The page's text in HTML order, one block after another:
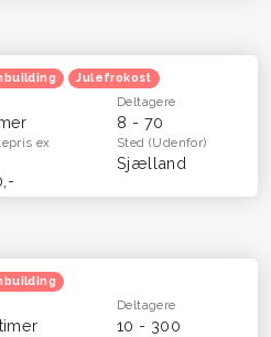
Julefrokost
Deltagere
8 - 70
ex
Sted(Udenfor)
Sjælland
Deltagere
10 - 300